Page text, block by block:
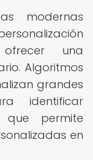
modernas
una
Algoritmos
grandes
identificar
permite
en